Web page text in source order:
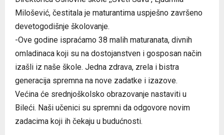
Milošević, čestitala je maturantima uspješno završeno
devetogodišnje školovanje.
-Ove godine ispraćamo 38 malih maturanata, divnih
omladinaca koji su na dostojanstven i gosposan način
izašli iz naše škole. Jedna zdrava, zrela i bistra
generacija spremna na nove zadatke i izazove.
Većina će srednjoškolsko obrazovanje nastaviti u
Bileći. Naši učenici su spremni da odgovore novim
zadacima koji ih čekaju u budućnosti.